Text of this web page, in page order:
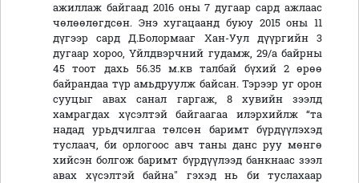
ажиллаж байгаад 2016 оны 7 дугаар сард ажлаас
чөлөөлөгдсөн. Энэ хугацаанд буюу 2015 оны 11
дүгээр сард Д.Болормааг Хан-Уул дүүргийн 3
дугаар хороо, Үйлдвэрчний гудамж, 29/а байрны
45 тоот дахь 56.35 м.кв талбай бүхий 2 өрөө
байрандаа түр амьдруулж байсан. Тэрээр уг орон
сууцыг авах санал гаргаж, 8 хувийн зээлд
хамрагдах хүсэлтэй байгаагаа илэрхийлж “та
надад урьдчилгаа төлсөн баримт бүрдүүлэхэд
туслаач, би орлогоос авч таны данс руу мөнгө
хийсэн болгож баримт бүрдүүлээд банкнаас зээл
авах хүсэлтэй байна" гэхэд нь би туслахаар